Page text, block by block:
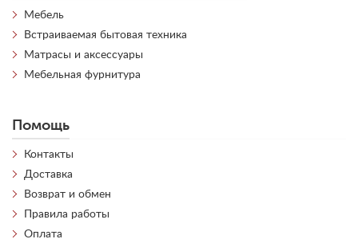
Мебель
Встраиваемая бытовая техника
Матрасы и аксессуары
Мебельная фурнитура
Помощь
Контакты
Доставка
Возврат и обмен
Правила работы
Оплата